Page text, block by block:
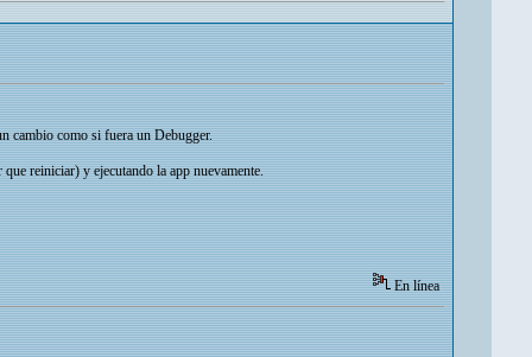
cambio como si fuera un Debugger.
reiniciar) y ejecutando la app nuevamente.
En línea